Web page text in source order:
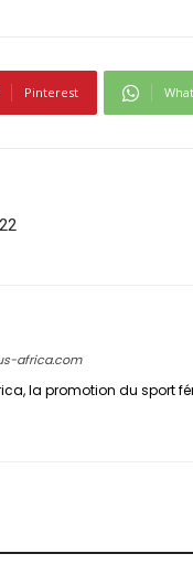
Pinterest
africa.com
la promotion du sport